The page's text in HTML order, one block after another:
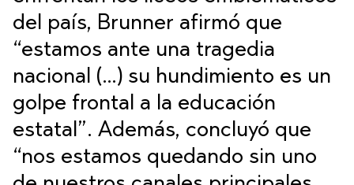
del país, Brunner afirmó que
“estamos ante una tragedia
nacional (…) su hundimiento es un
golpe frontal a la educación
estatal”. Además, concluyó que
“nos estamos quedando sin uno